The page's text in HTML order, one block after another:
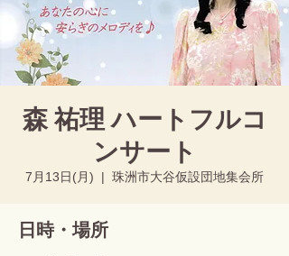
森 祐理 ハートフルコ
ンサート
7月13日(月)
  |
珠洲市大谷仮設団地集会所
日時・場所